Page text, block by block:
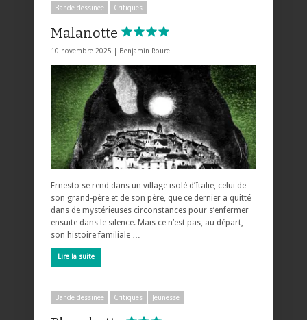
Bande dessinée Critiques
Malanotte
10 novembre 2025 | Benjamin Roure
Ernesto se rend dans un village isolé d’Italie, celui de
son grand-père et de son père, que ce dernier a quitté
dans de mystérieuses circonstances pour s’enfermer
ensuite dans le silence. Mais ce n’est pas, au départ,
son histoire familiale …
Lire la suite
Bande dessinée Critiques Jeunesse